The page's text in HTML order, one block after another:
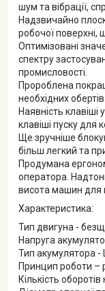
шум та вібрації,
Надзвичайно
робочої поверхні,
Оптимізовані
спектру
промисловості.
Пророблена
необхідних
Наявність
клавіші пуску для
Ще зручніше
більш легкий та
Продумана
оператора.
висота машин для
Характеристика:
Тип двигуна -
Напруга
Тип акумулятора -
Принцип роботи –
Кількість